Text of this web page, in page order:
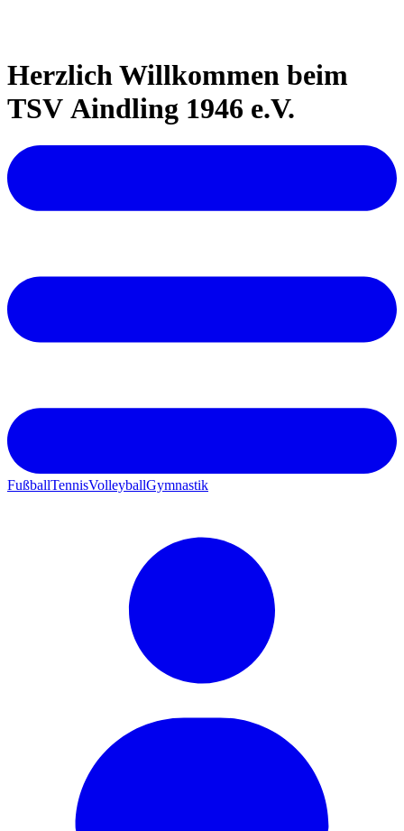
Herzlich Willkommen beim
TSV Aindling 1946 e.V.
FußballTennisVolleyballGymnastik